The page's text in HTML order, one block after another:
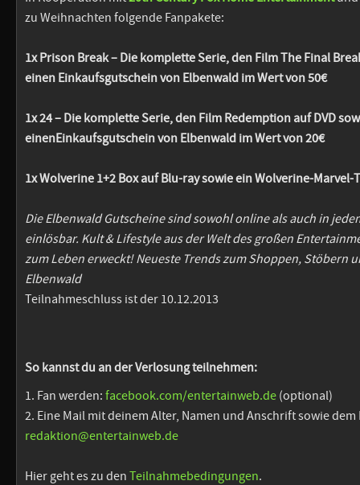
zu Weihnachten folgende Fanpakete:
1x Prison Break – Die komplette Serie, den Film The Final
einen Einkaufsgutschein von Elbenwald im Wert von 50€
1x 24 – Die komplette Serie, den Film Redemption auf DVD
einenEinkaufsgutschein von Elbenwald im Wert von 20€
1x Wolverine 1+2 Box auf Blu-ray sowie ein Wolverine-
Die Elbenwald Gutscheine sind sowohl online als auch in
einlösbar. Kult & Lifestyle aus der Welt des großen
zum Leben erweckt!Neueste Trends zum Shoppen, Stöbern
Elbenwald
Teilnahmeschluss ist der 10.12.2013
So kannst du an der Verlosung teilnehmen:
1. Fan werden: facebook.com/entertainweb.de (optional)
2. Eine Mail mit deinem Alter, Namen und Anschrift sowie
redaktion@entertainweb.de
Hier geht es zu den Teilnahmebedingungen.